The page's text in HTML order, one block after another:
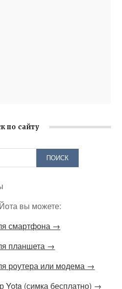
по сайту
вы можете:
смартфона →
планшета →
роутера или модема →
Yota (симка бесплатно) →